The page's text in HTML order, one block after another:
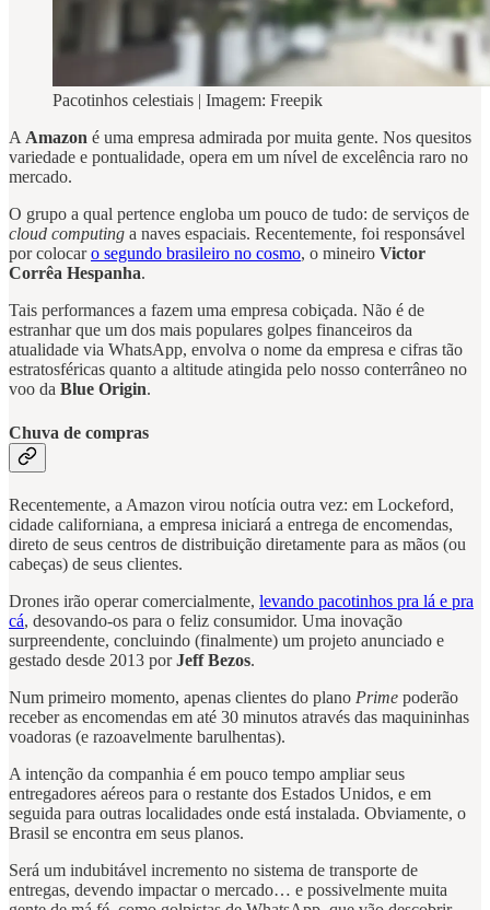
Pacotinhos celestiais | Imagem: Freepik
A Amazon é uma empresa admirada por muita gente. Nos quesitos
variedade e pontualidade, opera em um nível de excelência raro no
mercado.
O grupo a qual pertence engloba um pouco de tudo: de serviços de
cloud computing a naves espaciais. Recentemente, foi responsável
por colocaro segundo brasileiro no cosmo, o mineiro Victor
Corrêa Hespanha.
Tais performances a fazem uma empresa cobiçada. Não é de
estranhar que um dos mais populares golpes financeiros da
atualidade via WhatsApp, envolva o nome da empresa e cifras tão
estratosféricas quanto a altitude atingida pelo nosso conterrâneo no
voo da Blue Origin.
Chuva de compras
Recentemente, a Amazon virou notícia outra vez: em Lockeford,
cidade californiana, a empresa iniciará a entrega de encomendas,
direto de seus centros de distribuição diretamente para as mãos (ou
cabeças) de seus clientes.
Drones irão operar comercialmente, levando pacotinhos pra lá e pra
cá, desovando-os para o feliz consumidor. Uma inovação
surpreendente, concluindo (finalmente) um projeto anunciado e
gestado desde 2013 porJeff Bezos.
Num primeiro momento, apenas clientes do plano Prime poderão
receber as encomendas em até 30 minutos através das maquininhas
voadoras (e razoavelmente barulhentas).
A intenção da companhia é em pouco tempo ampliar seus
entregadores aéreos para o restante dos Estados Unidos, e em
seguida para outras localidades onde está instalada. Obviamente, o
Brasil se encontra em seus planos.
Será um indubitável incremento no sistema de transporte de
entregas, devendo impactar o mercado… e possivelmente muita